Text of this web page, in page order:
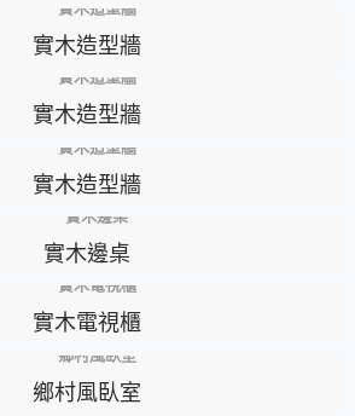
實木造型牆
實木造型牆
實木造型牆
實木邊桌
實木電視櫃
鄉村風臥室